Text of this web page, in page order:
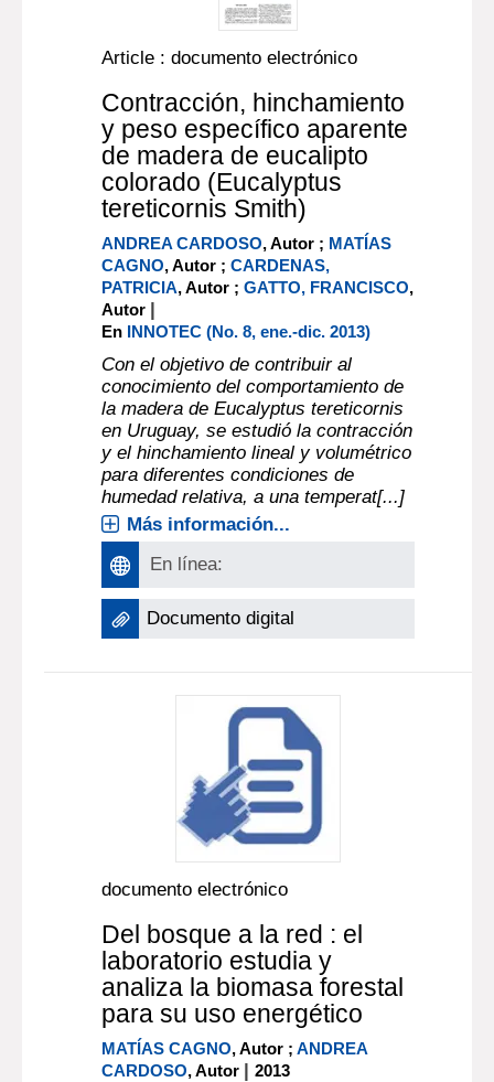
Article : documento electrónico
Contracción, hinchamiento
y peso específico aparente
de madera de eucalipto
colorado (Eucalyptus
tereticornis Smith)
ANDREA CARDOSO, Autor ; MATÍAS
CAGNO, Autor ;CARDENAS,
PATRICIA, Autor ;GATTO, FRANCISCO,
Autor |
En INNOTEC (No. 8, ene.-dic. 2013)
Con el objetivo de contribuir al
conocimiento del comportamiento de
la madera de Eucalyptus tereticornis
en Uruguay, se estudió la contracción
y el hinchamiento lineal y volumétrico
para diferentes condiciones de
humedad relativa, a una temperat[...]
Más información...
En línea:
Documento digital
documento electrónico
Del bosque a la red : el
laboratorio estudia y
analiza la biomasa forestal
para su uso energético
MATÍAS CAGNO, Autor ;ANDREA
CARDOSO, Autor |2013